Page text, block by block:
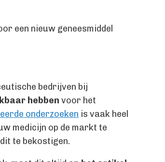
een nieuw geneesmiddel
bedrijven bij
hebben voor het
onderzoeken is vaak heel
medicijn op de markt te
te bekostigen.